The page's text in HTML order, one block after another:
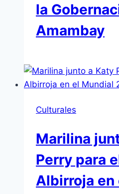
la
Amambay
Culturales
Marilina
Perry para
Albirroja en